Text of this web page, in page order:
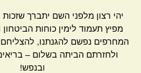
יהי רצון מלפני השם יתברך
מפיץ תעמוד לימין כוחות
המחרפים נפשם להגנתנו,
ולחזרתם הביתה בשלום –
ובנפש!